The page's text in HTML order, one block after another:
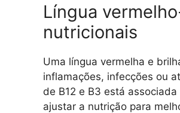
Língua
nutricionais
Uma língua vermelha e
inflamações, infecções ou
de B12 e B3 está
ajustar a nutrição para